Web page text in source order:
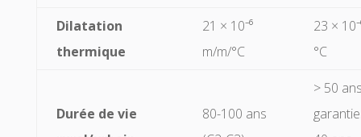
Dilatation
thermique
21 × 10⁻⁶
m/m/°C
23 ×
°C
Durée de vie
80-100 ans
> 50